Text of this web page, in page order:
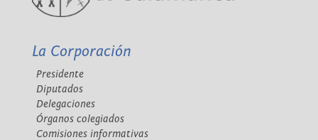
La Corporación
Presidente
Diputados
Delegaciones
Órganos colegiados
Comisiones informativas